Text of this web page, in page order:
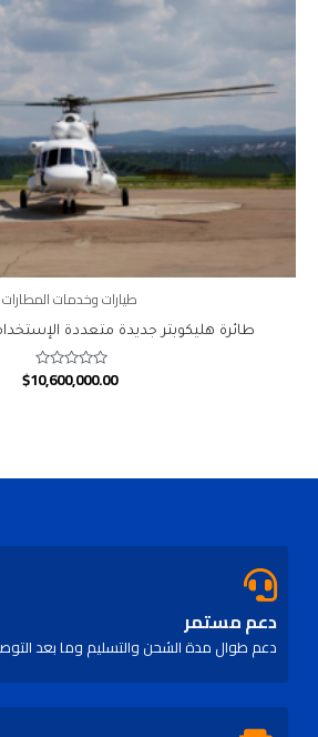
طيارات وخدمات المطارات
طائرة هليكوبتر جديدة متعددة
Rated
$10,600,000.00
دعم مستمر
دعم طوال مدة الشحن والتسليم وما بعد